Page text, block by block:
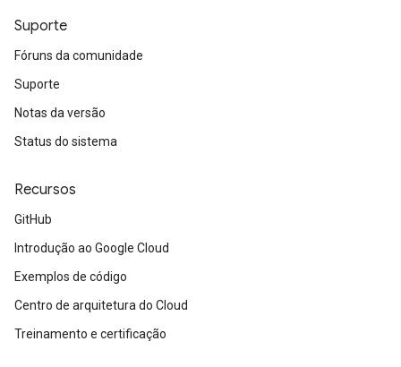
Suporte
Fóruns da comunidade
Suporte
Notas da versão
Status do sistema
Recursos
GitHub
Introdução ao Google Cloud
Exemplos de código
Centro de arquitetura do Cloud
Treinamento e certificação